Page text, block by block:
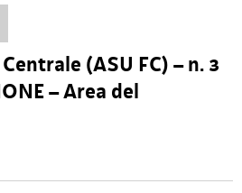
(ASU FC) – n. 3
– Area del